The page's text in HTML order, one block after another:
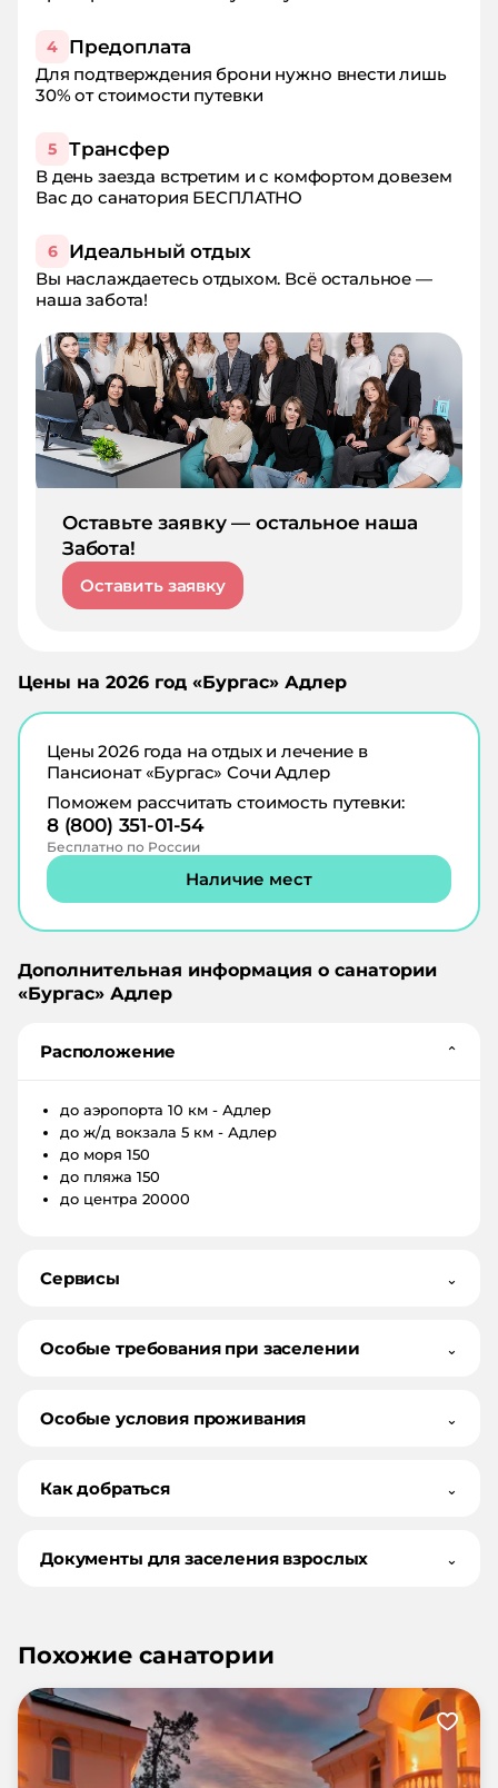
4 Предоплата
Для подтверждения брони нужно внести лишь
30% от стоимости путевки
5 Трансфер
В день заезда встретим и с комфортом довезем
Вас до санатория БЕСПЛАТНО
6 Идеальный отдых
Вы наслаждаетесь отдыхом. Всё остальное —
наша забота!
Оставьте заявку — остальное наша
Забота!
Оставить заявку
Цены на 2026 год «Бургас» Адлер
Цены2026года на отдых и лечение в
Пансионат «Бургас» Сочи Адлер
Поможем рассчитать стоимость путевки:
8 (800) 351-01-54
Бесплатно по России
Наличие мест
Дополнительная информация о санатории
«Бургас» Адлер
Расположение ⌄
до аэропорта 10 км - Адлер
до ж/д вокзала 5 км - Адлер
до моря 150
до пляжа 150
до центра 20000
Сервисы ⌄
Особые требования при заселении ⌄
Особые условия проживания ⌄
Как добраться ⌄
Документы для заселения взрослых ⌄
Похожие санатории